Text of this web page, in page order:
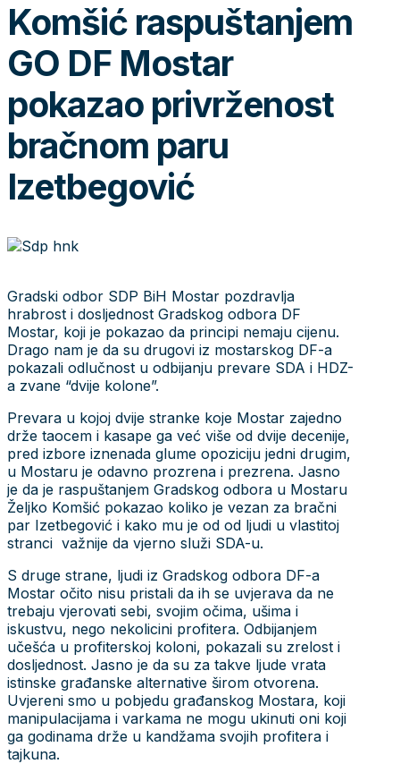
Komšić raspuštanjem
GO DF Mostar
pokazao privrženost
bračnom paru
Izetbegović
Gradski odbor SDP BiH Mostar pozdravlja
hrabrost i dosljednost Gradskog odbora DF
Mostar, koji je pokazao da principi nemaju cijenu.
Drago nam je da su drugovi iz mostarskog DF-a
pokazali odlučnost u odbijanju prevare SDA i HDZ-
a zvane “dvije kolone”.
Prevara u kojoj dvije stranke koje Mostar zajedno
drže taocem i kasape ga već više od dvije decenije,
pred izbore iznenada glume opoziciju jedni drugim,
u Mostaru je odavno prozrena i prezrena. Jasno
je da je raspuštanjem Gradskog odbora u Mostaru
Željko Komšić pokazao koliko je vezan za bračni
par Izetbegović i kako mu je od od ljudi u vlastitoj
stranci važnije da vjerno služi SDA-u.
S druge strane, ljudi iz Gradskog odbora DF-a
Mostar očito nisu pristali da ih se uvjerava da ne
trebaju vjerovati sebi, svojim očima, ušima i
iskustvu, nego nekolicini profitera. Odbijanjem
učešća u profiterskoj koloni, pokazali su zrelost i
dosljednost. Jasno je da su za takve ljude vrata
istinske građanske alternative širom otvorena.
Uvjereni smo u pobjedu građanskog Mostara, koji
manipulacijama i varkama ne mogu ukinuti oni koji
ga godinama drže u kandžama svojih profitera i
tajkuna.